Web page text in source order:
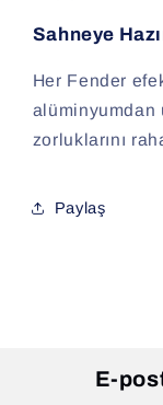
Sahneye
Her Fender
alüminyumdan
zorluklarını
Paylaş
E-